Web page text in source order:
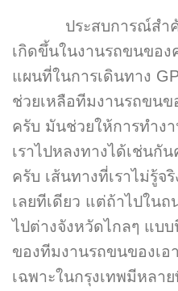
ประสบการณ์สำคัญ
เกิดขึ้นในงานรถขนของ
แผนที่ในการเดินทาง
ช่วยเหลือทีมงานรถขนข
ครับ มันช่วยให้การทำง
เราไปหลงทางได้เช่นกั
ครับ เส้นทางที่เราไม่รู้จ
เลยทีเดียว แต่ถ้าไปใน
ไปต่างจังหวัดไกลๆ แบ
ของทีมงานรถขนของเอ
เฉพาะในกรุงเทพมีหลา